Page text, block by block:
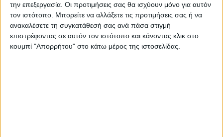
την επεξεργασία. Οι προτιμήσεις σας θα ισχύουν μόνο για αυτόν
τον ιστότοπο. Μπορείτε να αλλάξετε τις προτιμήσεις σας ή να
ανακαλέσετε τη συγκατάθεσή σας ανά πάσα στιγμή
επιστρέφοντας σε αυτόν τον ιστότοπο και κάνοντας κλικ στο
κουμπί "Απορρήτου" στο κάτω μέρος της ιστοσελίδας.
ΠΑΡΟΜΟΙΑ ΑΡΘΡΑ